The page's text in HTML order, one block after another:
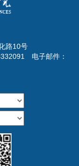
路10号
电子邮件：